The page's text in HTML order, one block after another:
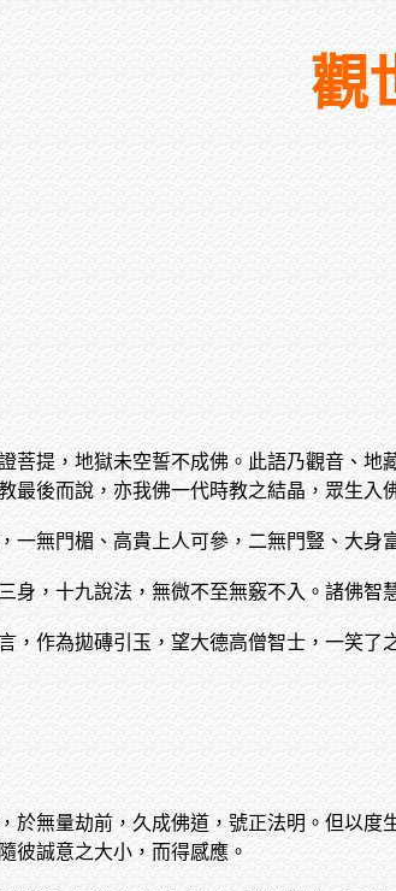
觀
菩提，地獄未空誓不成佛。此語乃觀音、
最後而說，亦我佛一代時教之結晶，眾生入
一無門楣、高貴上人可參，二無門豎、大
身，十九說法，無微不至無竅不入。諸佛
，作為拋磚引玉，望大德高僧智士，一笑了
於無量劫前，久成佛道，號正法明。但以
彼誠意之大小，而得感應。